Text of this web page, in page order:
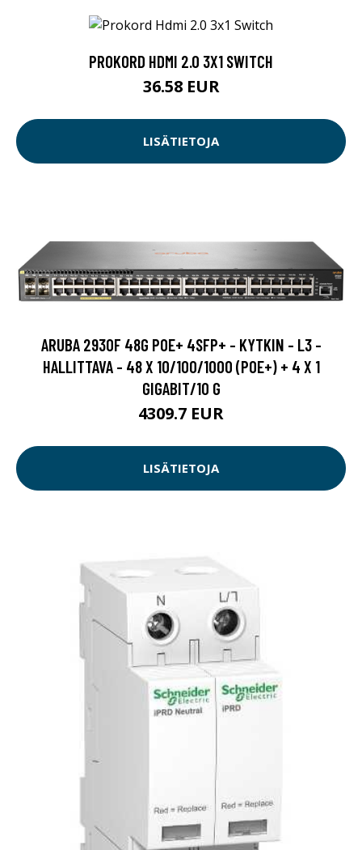
PROKORD HDMI 2.0 3X1 SWITCH
36.58 EUR
LISÄTIETOJA
ARUBA 2930F 48G POE+ 4SFP+ - KYTKIN - L3 -
HALLITTAVA - 48 X 10/100/1000 (POE+) + 4 X 1
GIGABIT/10 G
4309.7 EUR
LISÄTIETOJA